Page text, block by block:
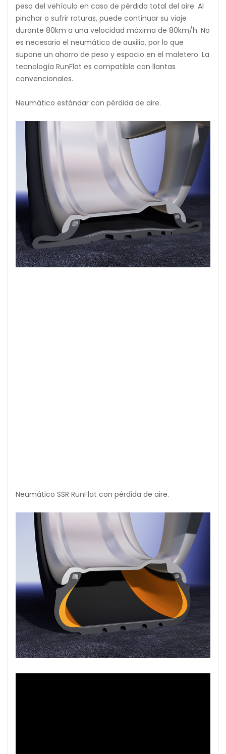
peso del vehículo en caso de pérdida total del aire. Al
pinchar o sufrir roturas, puede continuar su viaje
durante 80km a una velocidad máxima de 80km/h. No
es necesario el neumático de auxilio, por lo que
supone un ahorro de peso y espacio en el maletero. La
tecnología RunFlat es compatible con llantas
convencionales.
Neumático estándar con pérdida de aire.
Neumático SSR RunFlat con pérdida de aire.